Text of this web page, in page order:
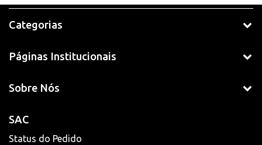
Categorias
Páginas Institucionais
Sobre Nós
SAC
Status do Pedido